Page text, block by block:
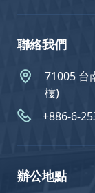
聯絡我們
71005 台
樓)
+886-6-
辦公地點